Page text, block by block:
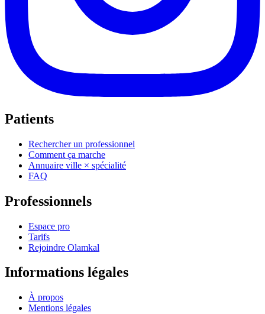
Patients
Rechercher un professionnel
Comment ça marche
Annuaire ville × spécialité
FAQ
Professionnels
Espace pro
Tarifs
Rejoindre Olamkal
Informations légales
À propos
Mentions légales